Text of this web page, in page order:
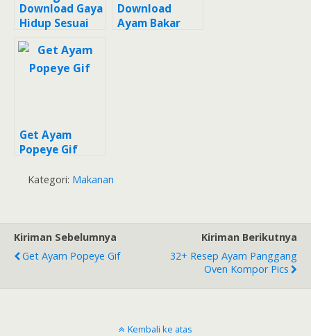
Download Gaya
Hidup Sesuai
Kemampuan
Background
Download
Ayam Bakar
Get Ayam
Popeye Gif
Kategori: Makanan
Kiriman Sebelumnya
Get Ayam Popeye Gif
Kiriman Berikutnya
32+ Resep Ayam Panggang
Oven Kompor Pics
Kembali ke atas